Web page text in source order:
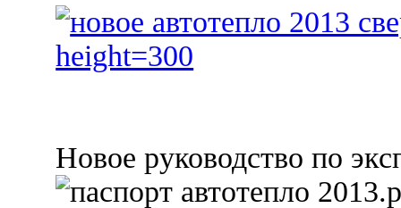
Новое руководство по